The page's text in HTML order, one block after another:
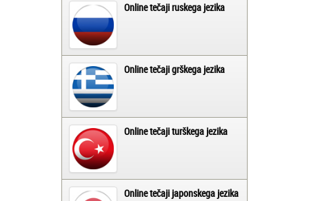
Online tečaji ruskega jezika
Online tečaji grškega jezika
Online tečaji turškega jezika
Online tečaji japonskega jezika